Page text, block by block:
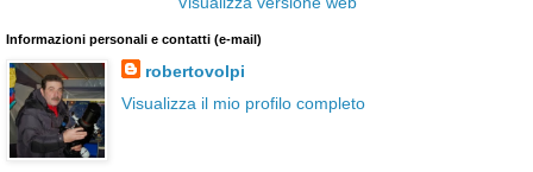
Informazioni personali e contatti (e-mail)
robertovolpi
Visualizza il mio profilo completo